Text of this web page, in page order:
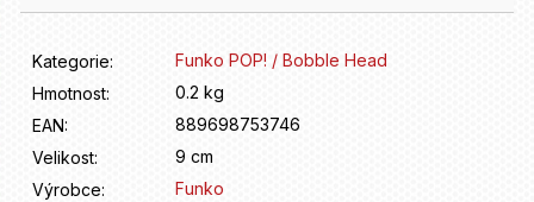
Kategorie:
Funko POP! / Bobble Head
Hmotnost:
0.2 kg
EAN:
889698753746
Velikost:
9 cm
Výrobce:
Funko
u
u
e
m
e